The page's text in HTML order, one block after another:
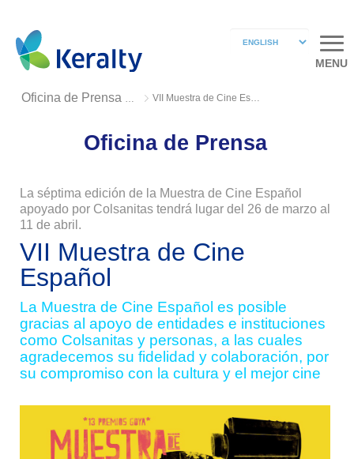
MENU
Oficina de Prensa 2019 VII Muestra de Cine Español
Oficina de Prensa
La séptima edición de la Muestra de Cine Español
apoyado por Colsanitas tendrá lugar del 26 de marzo al
11 de abril.
VII Muestra de Cine
Español
La Muestra de Cine Español es posible
gracias al apoyo de entidades e instituciones
como Colsanitas y personas, a las cuales
agradecemos su fidelidad y colaboración, por
su compromiso con la cultura y el mejor cine